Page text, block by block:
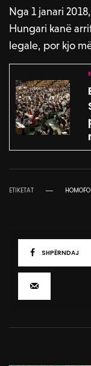
Nga 1 janari
Hungari kanë
legale, por kjo
ETIKETAT
SHPËRNDAJ